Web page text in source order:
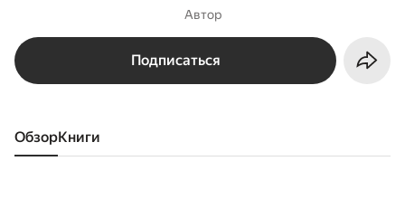
Автор
Подписаться
Обзор книги